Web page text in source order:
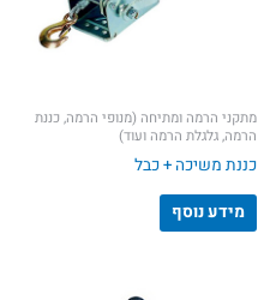
מתקני הרמה ומתיחה (מנופי הרמה, כננת
הרמה, גלגלת הרמה ועוד)
כננת משיכה + כבל
מידע נוסף